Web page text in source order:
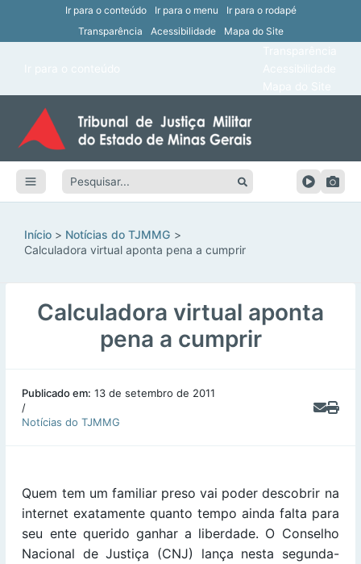
Ir para o conteúdo Ir para o menu
Ir para o rodapé
Transparência
Acessibilidade Mapa do Site
Pesquisar:
Início
Notícias do TJMMG
Calculadora virtual aponta pena a cumprir
Calculadora virtual aponta
pena a cumprir
Publicado em: 13 de setembro de 2011
/
Notícias do TJMMG
Quem tem um familiar preso vai poder descobrir na
internet exatamente quanto tempo ainda falta para
seu ente querido ganhar a liberdade. O Conselho
Nacional de Justiça (CNJ) lança nesta segunda-